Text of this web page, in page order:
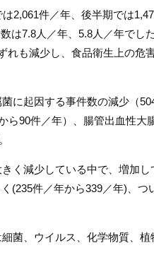
2,061件／年、後半期では
は7.8人／年、5.8人／年でし
れも減少し、食品衛生上の危
に起因する事件数の減少（
ら90件／年）、腸管出血性
く減少している中で、増加
(235件／年から339／年)、
菌、ウイルス、化学物質、